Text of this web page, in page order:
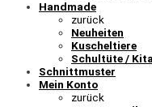
Handmade
zurück
Neuheiten
Kuscheltiere
Schultüte /
Schnittmuster
Mein Konto
zurück